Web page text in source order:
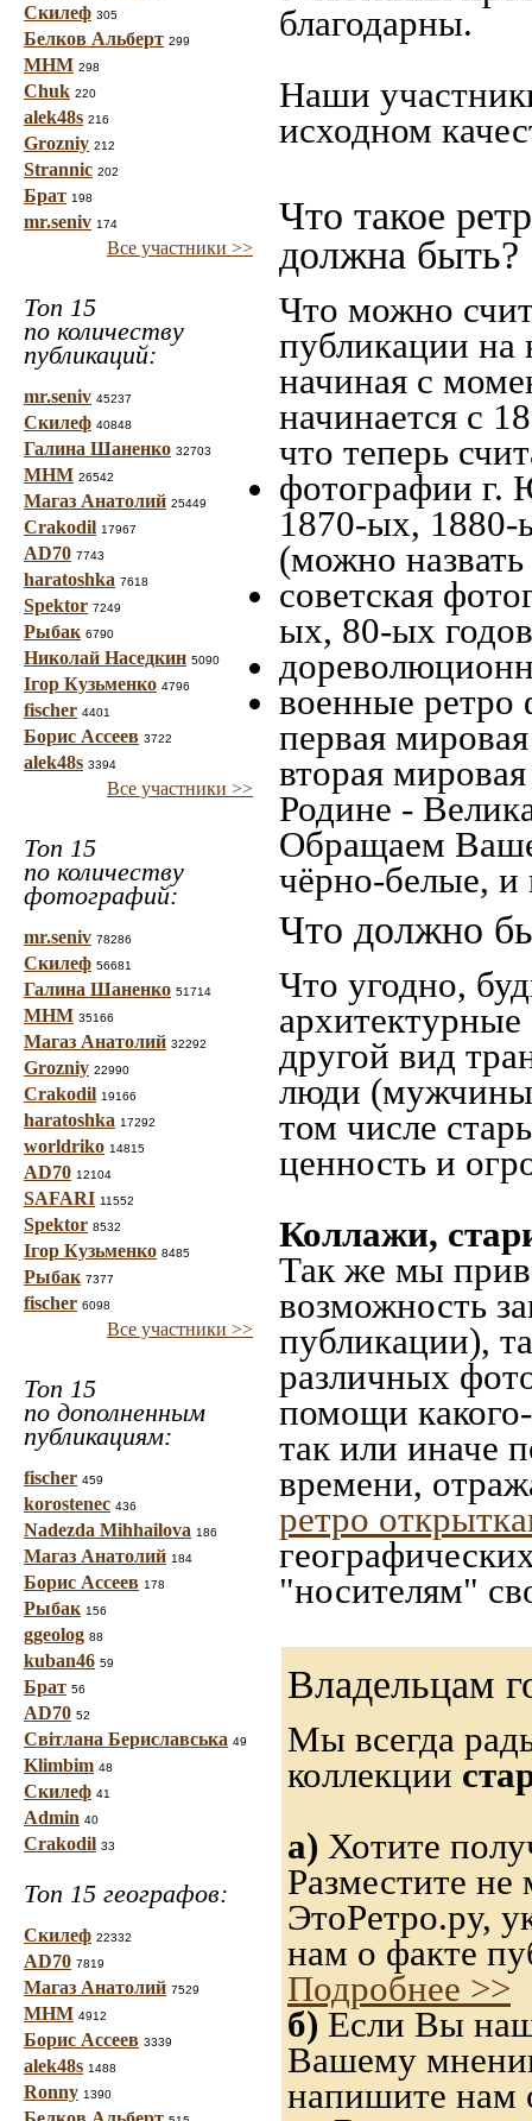
Скилеф 305
Белков Альберт 299
МНМ 298
Chuk 220
alek48s 216
Grozniy 212
Strannic 202
Брат 198
mr.seniv 174
Все участники >>
Топ 15
по количеству
публикаций:
mr.seniv 45237
Скилеф 40848
Галина Шаненко 32703
МНМ 26542
Магаз Анатолий 25449
Crakodil 17967
AD70 7743
haratoshka 7618
Spektor 7249
Рыбак 6790
Николай Наседкин 5090
Ігор Кузьменко 4796
fischer 4401
Борис Ассеев 3722
alek48s 3394
Все участники >>
Топ 15
по количеству
фотографий:
mr.seniv 78286
Скилеф 56681
Галина Шаненко 51714
МНМ 35166
Магаз Анатолий 32292
Grozniy 22990
Crakodil 19166
haratoshka 17292
worldriko 14815
AD70 12104
SAFARI 11552
Spektor 8532
Ігор Кузьменко 8485
Рыбак 7377
fischer 6098
Все участники >>
Топ 15
по дополненным
публикациям:
fischer 459
korostenec 436
Nadezda Mihhailova 186
Магаз Анатолий 184
Борис Ассеев 178
Рыбак 156
ggeolog 88
kuban46 59
Брат 56
AD70 52
Світлана Бериславська 49
Klimbim 48
Скилеф 41
Admin 40
Crakodil 33
Топ 15 географов:
Скилеф 22332
AD70 7819
Магаз Анатолий 7529
МНМ 4912
Борис Ассеев 3339
alek48s 1488
Ronny 1390
благодарны.
Наши
исходном
Что такое
должна быть?
Что можно
публикации
начиная c
начинается с
что теперь
фотографии г.
1870-ых, 1880-
(можно
советская
ых, 80-ых
военные ретро
первая
вторая
Родине -
Обращаем
чёрно-белые, и
Что должно
Что угодно,
другой вид
люди
том числе
ценность и
Коллажи,
Так же мы
возможность
публикации),
различных
помощи
так или иначе
времени,
ретро
"носителям"
Владельцам
Мы всегда
коллекции
а) Хотите
Разместите
ЭтоРетро.ру,
нам о факте
Подробнее >>
б) Если Вы
Вашему
напишите нам